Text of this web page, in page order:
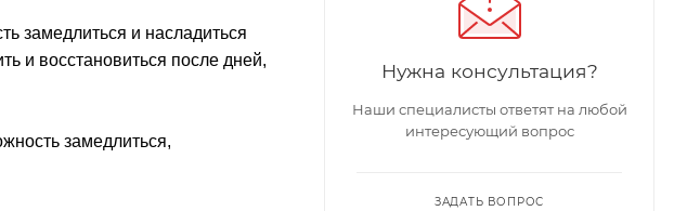
замедлиться и насладиться
и восстановиться после дней,
замедлиться,
Нужна консультация?
Наши специалисты ответят на любой
интересующий вопрос
ЗАДАТЬ ВОПРОС